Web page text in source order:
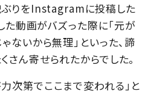
りをInstagramに投稿した
動画がバズった際に「元が
ないから無理」といった、諦
さん寄せられたからでした。
次第でここまで変われる」と